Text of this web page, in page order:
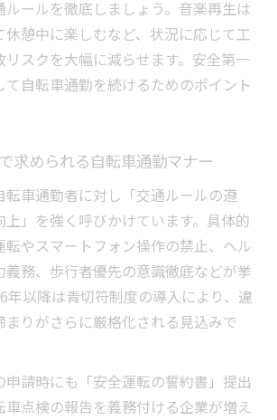
ルールを徹底しましょう。音楽再生は
休憩中に楽しむなど、状況に応じて工
リスクを大幅に減らせます。安全第一
て自転車通勤を続けるためのポイント
求められる自転車通勤マナー
転車通勤者に対し「交通ルールの遵
」を強く呼びかけています。具体的
転やスマートフォン操作の禁止、ヘル
義務、歩行者優先の意識徹底などが挙
年以降は青切符制度の導入により、違
まりがさらに厳格化される見込みで
申請時にも「安全運転の誓約書」提出
車点検の報告を義務付ける企業が増え